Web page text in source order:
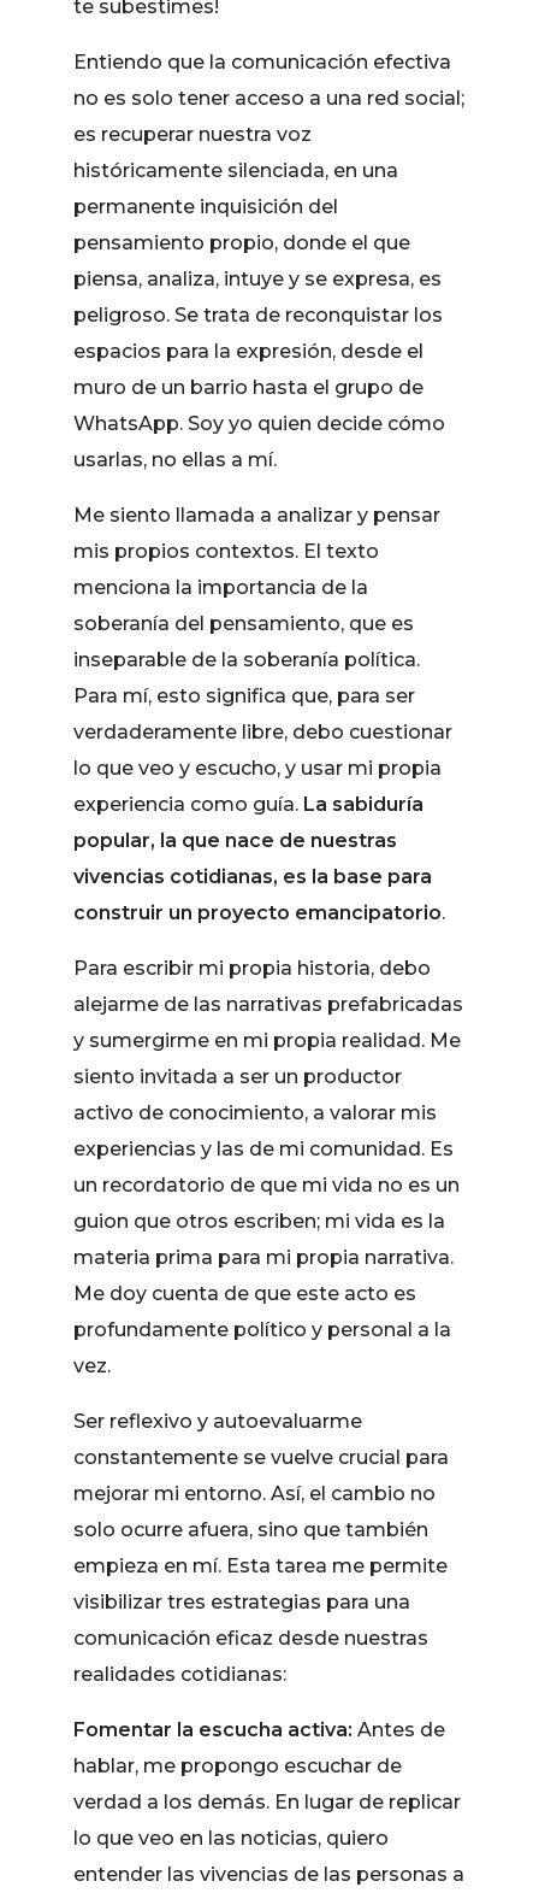
te subestimes!
Entiendo que la comunicación efectiva
no es solo tener acceso a una red social;
es recuperar nuestra voz
históricamente silenciada, en una
permanente inquisición del
pensamiento propio, donde el que
piensa, analiza, intuye y se expresa, es
peligroso. Se trata de reconquistar los
espacios para la expresión, desde el
muro de un barrio hasta el grupo de
WhatsApp. Soy yo quien decide cómo
usarlas, no ellas a mí.
Me siento llamada a analizar y pensar
mis propios contextos. El texto
menciona la importancia de la
soberanía del pensamiento, que es
inseparable de la soberanía política.
Para mí, esto significa que, para ser
verdaderamente libre, debo cuestionar
lo que veo y escucho, y usar mi propia
experiencia como guía. La sabiduría
popular, la que nace de nuestras
vivencias cotidianas, es la base para
construir un proyecto emancipatorio.
Para escribir mi propia historia, debo
alejarme de las narrativas prefabricadas
y sumergirme en mi propia realidad. Me
siento invitada a ser un productor
activo de conocimiento, a valorar mis
experiencias y las de mi comunidad. Es
un recordatorio de que mi vida no es un
guion que otros escriben; mi vida es la
materia prima para mi propia narrativa.
Me doy cuenta de que este acto es
profundamente político y personal a la
vez.
Ser reflexivo y autoevaluarme
constantemente se vuelve crucial para
mejorar mi entorno. Así, el cambio no
solo ocurre afuera, sino que también
empieza en mí. Esta tarea me permite
visibilizar tres estrategias para una
comunicación eficaz desde nuestras
realidades cotidianas:
Fomentar la escucha activa: Antes de
hablar, me propongo escuchar de
verdad a los demás. En lugar de replicar
lo que veo en las noticias, quiero
entender las vivencias de las personas a